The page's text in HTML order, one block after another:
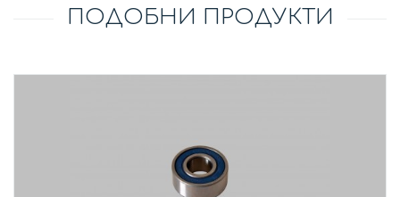
ПОДОБНИ ПРОДУКТИ